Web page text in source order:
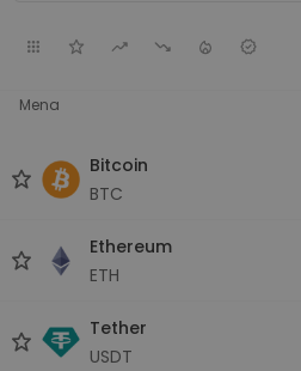
Mena
Bitcoin
BTC
Ethereum
ETH
Tether
USDT